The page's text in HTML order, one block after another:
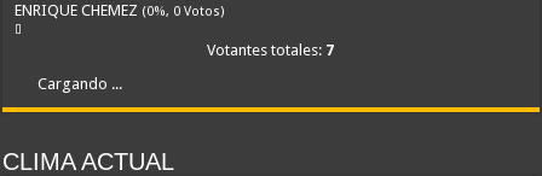
ENRIQUE CHEMEZ (0%, 0 Votos)
Votantes totales: 7
Cargando ...
CLIMA ACTUAL